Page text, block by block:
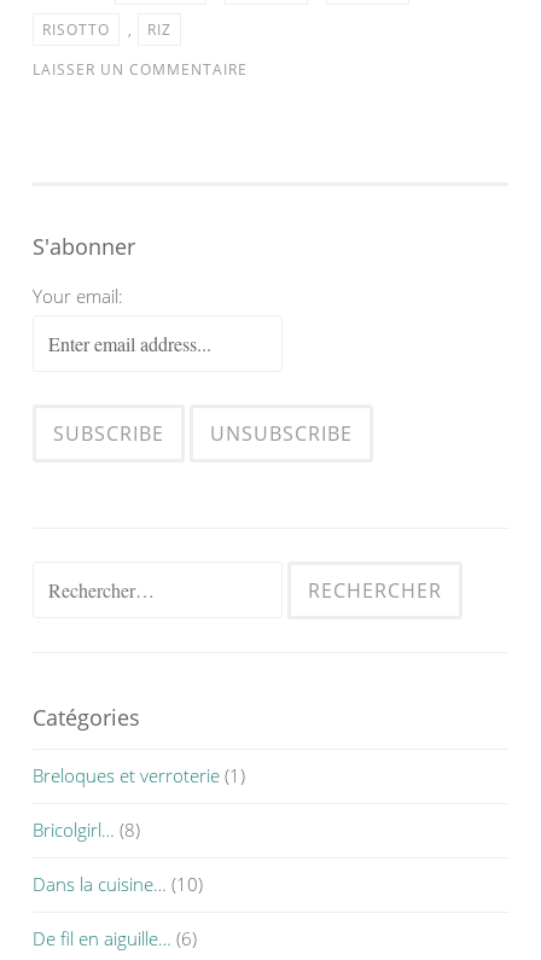
RISOTTO
,
RIZ
LAISSER UN COMMENTAIRE
S'abonner
Your email:
Rechercher :
Catégories
Breloques et verroterie (1)
Bricolgirl… (8)
Dans la cuisine… (10)
De fil en aiguille… (6)